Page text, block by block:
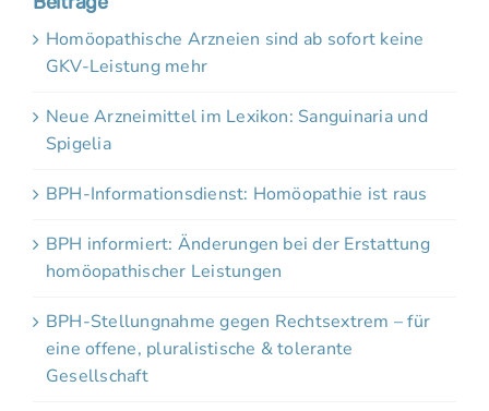
Homöopathische Arzneien sind ab sofort keine
GKV-Leistung mehr
Neue Arzneimittel im Lexikon: Sanguinaria und
Spigelia
BPH-Informationsdienst: Homöopathie ist raus
BPH informiert: Änderungen bei der Erstattung
homöopathischer Leistungen
BPH-Stellungnahme gegen Rechtsextrem – für
eine offene, pluralistische & tolerante
Gesellschaft